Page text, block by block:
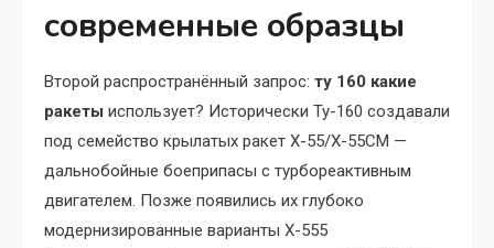
современные образцы
Второй распространённый запрос: ту 160 какие
ракеты использует? Исторически Ту-160 создавали
под семейство крылатых ракет Х-55/Х-55СМ —
дальнобойные боеприпасы с турбореактивным
двигателем. Позже появились их глубоко
модернизированные варианты Х-555